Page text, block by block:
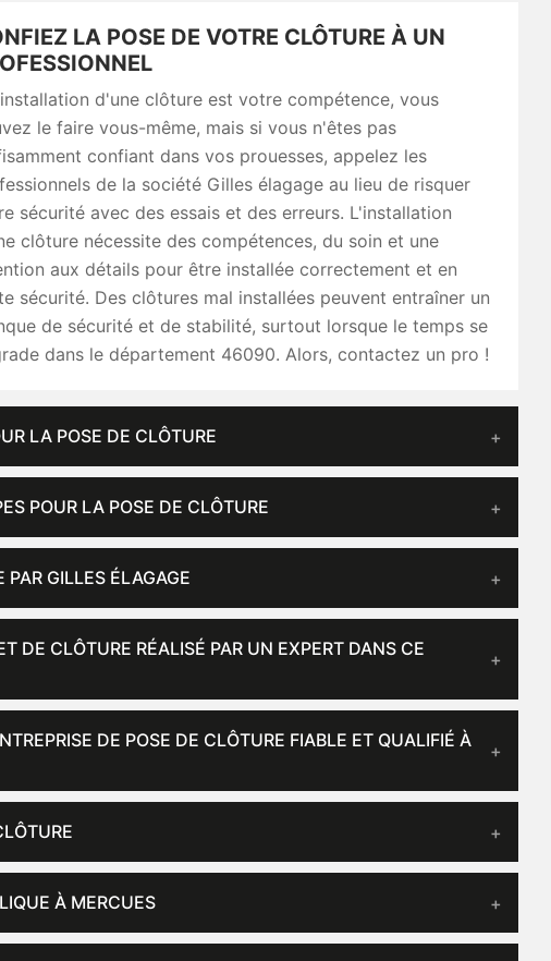
LA POSE DE VOTRE CLÔTURE À UN
d'une clôture est votre compétence, vous
le faire vous-même, mais si vous n'êtes pas
confiant dans vos prouesses, appelez les
de la société Gilles élagage au lieu de risquer
sécurité avec des essais et des erreurs. L'installation
clôture nécessite des compétences, du soin et une
aux détails pour être installée correctement et en
sécurité. Des clôtures mal installées peuvent entraîner un
de sécurité et de stabilité, surtout lorsque le temps se
dans le département 46090. Alors, contactez un pro !
LA POSE DE CLÔTURE
POUR LA POSE DE CLÔTURE
GILLES ÉLAGAGE
DE CLÔTURE RÉALISÉ PAR UN EXPERT DANS CE
DE POSE DE CLÔTURE FIABLE ET QUALIFIÉ À
À MERCUES